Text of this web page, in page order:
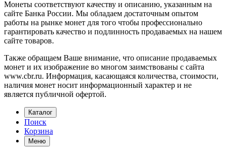
Монеты соответствуют качеству и описанию, указанным на
сайте Банка России. Мы обладаем достаточным опытом
работы на рынке монет для того чтобы профессионально
гарантировать качество и подлинность продаваемых на нашем
сайте товаров.
Также обращаем Ваше внимание, что описание продаваемых
монет и их изображение во многом заимствованы с сайта
www.cbr.ru. Информация, касающаяся количества, стоимости,
наличия монет носит информационный характер и не
является публичной офертой.
Каталог
Поиск
Корзина
Меню